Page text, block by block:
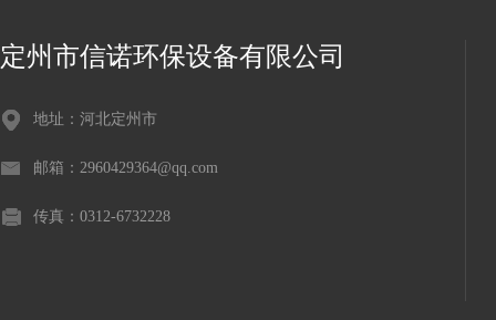
定州市信诺环保设备有限公司
地址：河北定州市
邮箱：2960429364@qq.com
传真：0312-6732228